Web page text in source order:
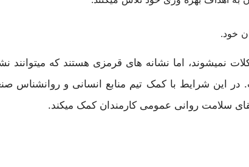
خود.
نمیشوند، اما نشانه های قرمزی هستند که
این شرایط با کمک تیم منابع انسانی و روانشناس
سلامت روانی عمومی کارمندان کمک میکند.